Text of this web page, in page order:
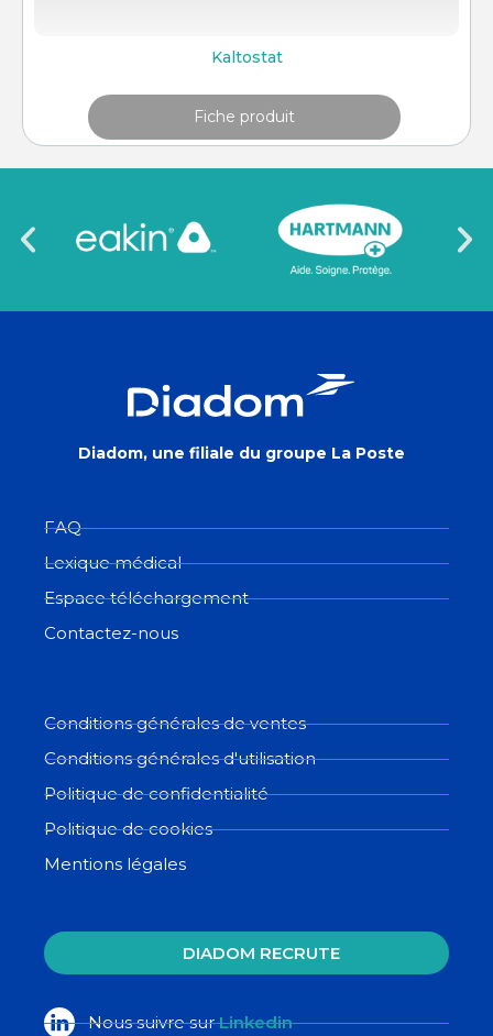
Kaltostat
Fiche produit
Diadom, une filiale du groupe La Poste
FAQ
Lexique médical
Espace téléchargement
Contactez-nous
Conditions générales de ventes
Conditions générales d'utilisation
Politique de confidentialité
Politique de cookies
Mentions légales
DIADOM RECRUTE
Nous suivre surLinkedin